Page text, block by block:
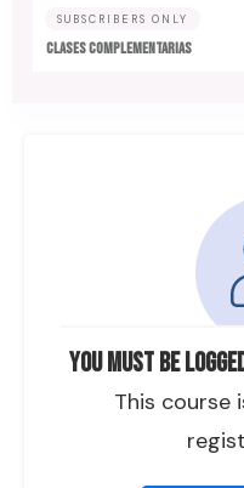
You must be
This course
SUBSCRIBERS ONLY
CLASES COMPLEMENTARIAS